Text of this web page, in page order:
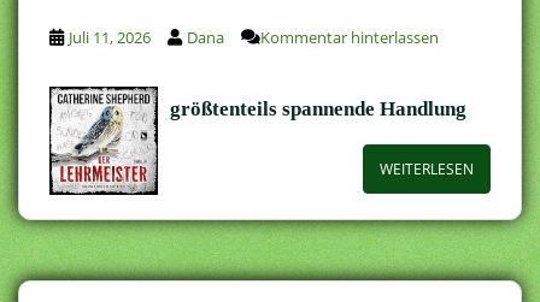
Juli 11, 2026 Dana Kommentar hinterlassen
größtenteils spannende Handlung
WEITERLESEN